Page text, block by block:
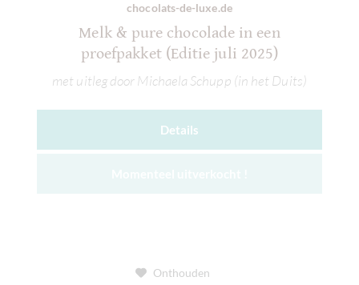
chocolats-de-luxe.de
Melk & pure chocolade in een
proefpakket (Editie juli 2025)
met uitleg door Michaela Schupp (in het Duits)
Details
Onthouden